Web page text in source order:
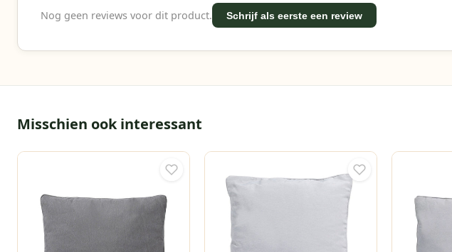
Nog geen reviews voor dit product. Schrijf als eerste een review
Misschien ook interessant